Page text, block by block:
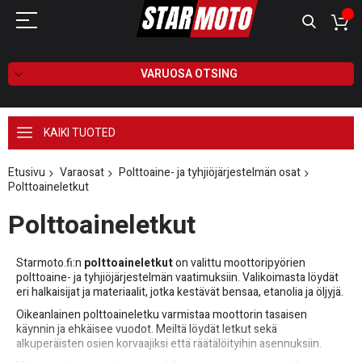
VARUOSA OTSING
KAIKI TUOTED
Etusivu Varaosat
Polttoaine- ja tyhjiöjärjestelmän osat
Polttoaineletkut
Polttoaineletkut
Starmoto.fi:n polttoaineletkuton valittu moottoripyörien
polttoaine- ja tyhjiöjärjestelmän vaatimuksiin. Valikoimasta löydät
eri halkaisijat ja materiaalit, jotka kestävät bensaa, etanolia ja öljyjä.
Oikeanlainen polttoaineletku varmistaa moottorin tasaisen
käynnin ja ehkäisee vuodot. Meiltä löydät letkut sekä
alkuperäisten osien korvaajiksi että räätälöityihin asennuksiin.